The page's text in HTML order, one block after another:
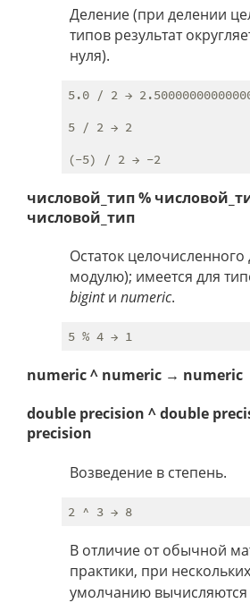
Деление (при делении
типов результат
нуля).
5.0 / 2 →
5 / 2 → 2
числовой_тип %
числовой_тип
Остаток
модулю); имеется для
bigintи numeric.
numeric ^ numeric → numeric
double precision ^ double
precision
Возведение в степень.
В отличие от обычной
практики, при нескольких
умолчанию вычисляются